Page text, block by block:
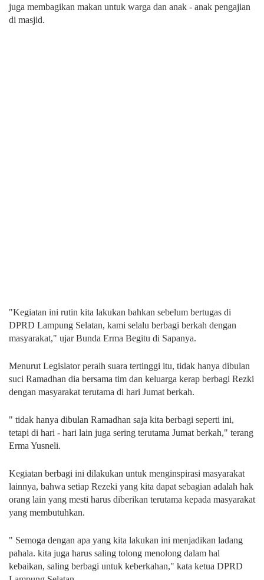
juga membagikan makan untuk warga dan anak - anak pengajian
di masjid.
"Kegiatan ini rutin kita lakukan bahkan sebelum bertugas di
DPRD Lampung Selatan, kami selalu berbagi berkah dengan
masyarakat," ujar Bunda Erma Begitu di Sapanya.
Menurut Legislator peraih suara tertinggi itu, tidak hanya dibulan
suci Ramadhan dia bersama tim dan keluarga kerap berbagi Rezki
dengan masyarakat terutama di hari Jumat berkah.
" tidak hanya dibulan Ramadhan saja kita berbagi seperti ini,
tetapi di hari - hari lain juga sering terutama Jumat berkah," terang
Erma Yusneli.
Kegiatan berbagi ini dilakukan untuk menginspirasi masyarakat
lainnya, bahwa setiap Rezeki yang kita dapat sebagian adalah hak
orang lain yang mesti harus diberikan terutama kepada masyarakat
yang membutuhkan.
" Semoga dengan apa yang kita lakukan ini menjadikan ladang
pahala. kita juga harus saling tolong menolong dalam hal
kebaikan, saling berbagi untuk keberkahan," kata ketua DPRD